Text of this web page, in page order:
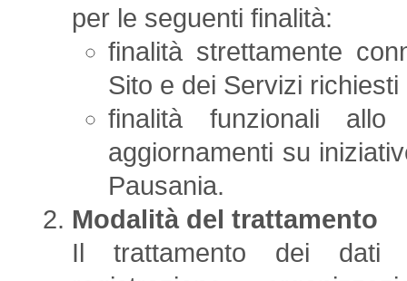
per le seguenti finalità:
finalità strettamente
Sito e dei Servizi richiesti
finalità funzionali
aggiornamenti su
Pausania.
Modalità del trattamento
Il trattamento dei dati